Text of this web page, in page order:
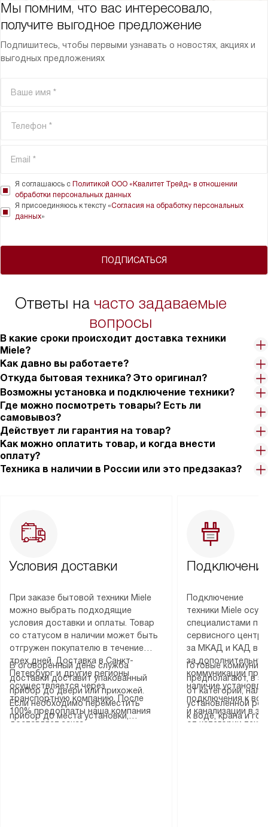
Мы помним, что вас интересовало,
получите выгодное предложение
Подпишитесь, чтобы первыми узнавать о новостях, акциях и
выгодных предложениях
ПОДПИСАТЬСЯ
Я соглашаюсь с Политикой ООО «Квалитет Трейд» в отношении
обработки персональных данных
Я присоединяюсь к тексту «Согласия на обработку персональных
данных»
Ответы на часто задаваемые
вопросы
В какие сроки происходит доставка техники
Miele?
Как давно вы работаете?
Откуда бытовая техника? Это оригинал?
Возможны установка и подключение техники?
Где можно посмотреть товары? Есть ли
самовывоз?
Действует ли гарантия на товар?
Как можно оплатить товар, и когда внести
оплату?
Техника в наличии в России или это предзаказ?
Условия доставки
При заказе бытовой техники Miele
можно выбрать подходящие
условия доставки и оплаты. Товар
со статусом в наличии может быть
отгружен покупателю в течение
трех дней. Доставка в Санкт-
Петербург и другие регионы
осуществляется через
транспортную компанию. После
100% предоплаты наша компания
доставляет заказ
В оговоренный день служба
доставки доставит упакованный
прибор до двери или прихожей.
Если необходимо переместить
прибор до места установки,
Подключение
техники Miele
специалистами
сервисного
за МКАД и КАД
за
коммуникации
наличие
подключения к
и канализации в
от категории
Готовые
предполагают, в
от категории,
установленной
к воде, крана и